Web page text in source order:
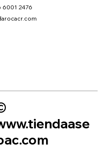
2476